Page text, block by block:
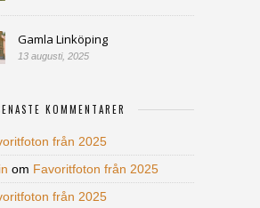
Gamla Linköping
13 augusti, 2025
KOMMENTARER
från 2025
om Favoritfoton från 2025
från 2025